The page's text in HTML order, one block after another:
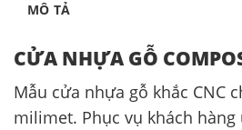
MÔ TẢ
CỬA NHỰA GỖ
Mẫu cửa nhựa gỗ khắc CNC
milimet. Phục vụ khách